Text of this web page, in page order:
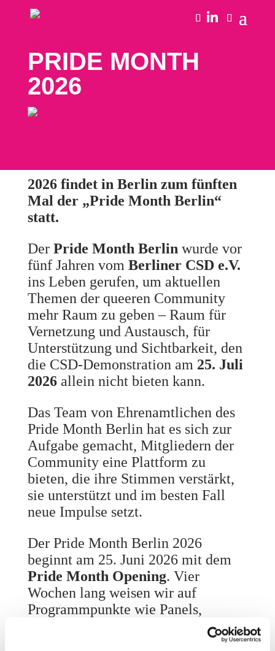
PRIDE MONTH
2026
2026 findet in Berlin zum fünften
Mal der „Pride Month Berlin“
statt.
Der Pride Month Berlin wurde vor
fünf Jahren vom Berliner CSD e.V.
ins Leben gerufen, um aktuellen
Themen der queeren Community
mehr Raum zu geben – Raum für
Vernetzung und Austausch, für
Unterstützung und Sichtbarkeit, den
die CSD-Demonstration am 25. Juli
2026allein nicht bieten kann.
Das Team von Ehrenamtlichen des
Pride Month Berlin hat es sich zur
Aufgabe gemacht, Mitgliedern der
Community eine Plattform zu
bieten, die ihre Stimmen verstärkt,
sie unterstützt und im besten Fall
neue Impulse setzt.
Der Pride Month Berlin 2026
beginnt am 25. Juni 2026 mit dem
Pride Month Opening. Vier
Wochen lang weisen wir auf
Programmpunkte wie Panels,
Treffen, Partys, Workshops und
Community-Events im Allgemeinen